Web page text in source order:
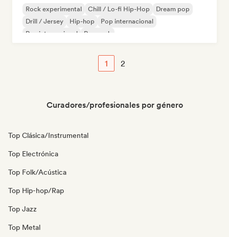
Rock experimental Chill / Lo-fi Hip-Hop
Dream pop
Drill / Jersey
Hip-hop
Pop internacional
Rap internacional
Pop rock
1 2
Curadores/profesionales por género
Top Clásica/Instrumental
Top Electrónica
Top Folk/Acústica
Top Hip-hop/Rap
Top Jazz
Top Metal